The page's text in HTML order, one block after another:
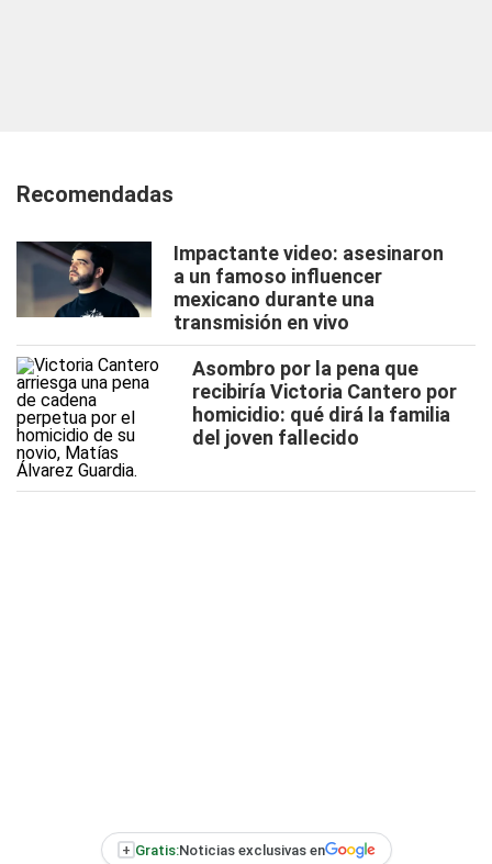
Recomendadas
Impactante video: asesinaron
a un famoso influencer
mexicano durante una
transmisión en vivo
Asombro por la pena que
recibiría Victoria Cantero por
homicidio: qué dirá la familia
del joven fallecido
+ Gratis:Noticias exclusivas en